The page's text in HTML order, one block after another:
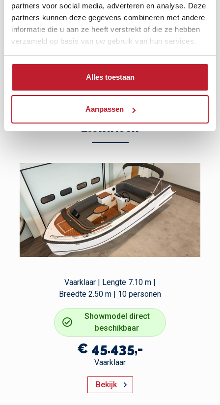
partners voor social media, adverteren en analyse. Deze
partners kunnen deze gegevens combineren met andere
informatie die u aan ze heeft verstrekt of die ze hebben
verzameld op basis van uw gebruik van hun services.
Alles toestaan
Aanpassen
beschikbaar
€ 37.040,-
Vaarklaar
Vaarklaar | Lengte 7.10 m |
Breedte 2.50 m | 10 personen
Showmodel direct
beschikbaar
€ 45.435,-
Vaarklaar
Bekijk
Reitdieper730 Tender |
Elektrisch